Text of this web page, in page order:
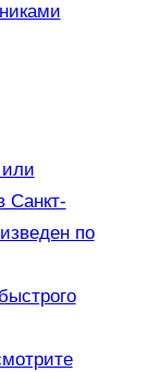
Санкт-
по